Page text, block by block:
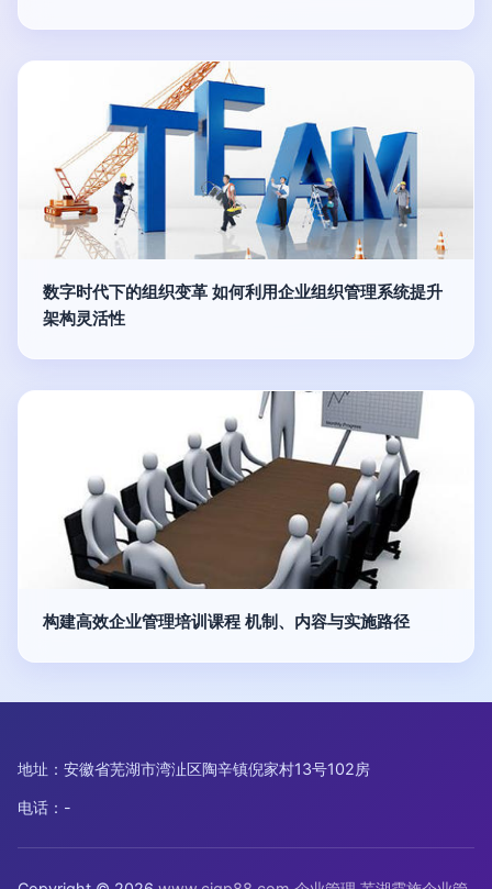
数字时代下的组织变革 如何利用企业组织管理系统提升
架构灵活性
构建高效企业管理培训课程 机制、内容与实施路径
地址：安徽省芜湖市湾沚区陶辛镇倪家村13号102房
电话：-